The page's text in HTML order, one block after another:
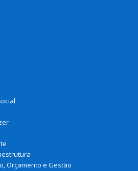
Orçamento e Gestão